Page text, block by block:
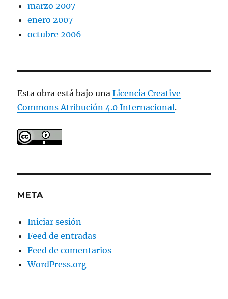
marzo 2007
enero 2007
octubre 2006
Esta obra está bajo unaLicencia Creative
Commons Atribución 4.0 Internacional.
META
Iniciar sesión
Feed de entradas
Feed de comentarios
WordPress.org